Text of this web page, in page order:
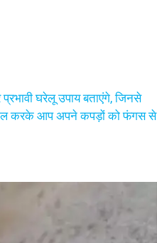
घरेलू उपाय बताएंगे, जिनसे
करके आप अपने कपड़ों को फंगस से